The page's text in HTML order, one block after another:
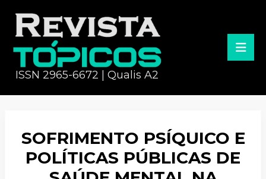
ISSN 2965-6672 | Qualis A2
SOFRIMENTO PSÍQUICO E
POLÍTICAS PÚBLICAS DE